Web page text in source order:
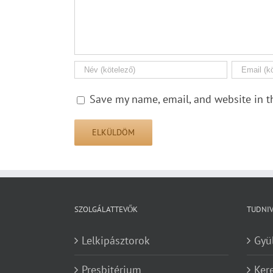
Save my name, email, and website
SZOLGÁLATTEVŐK
Lelkipásztorok
Presbitérium